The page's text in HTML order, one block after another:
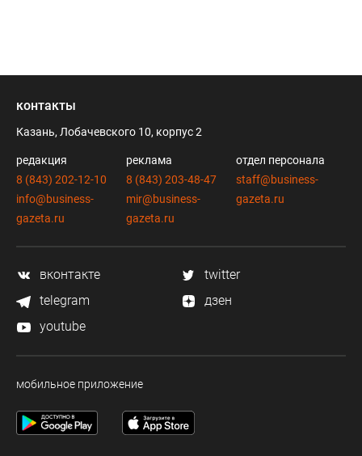
контакты
Казань, Лобачевского 10, корпус 2
редакция
8 (843) 202-12-10
info@business-
gazeta.ru
реклама
8 (843) 203-48-47
mir@business-
gazeta.ru
отдел персонала
staff@business-
gazeta.ru
вконтакте
twitter
telegram
дзен
youtube
мобильное приложение